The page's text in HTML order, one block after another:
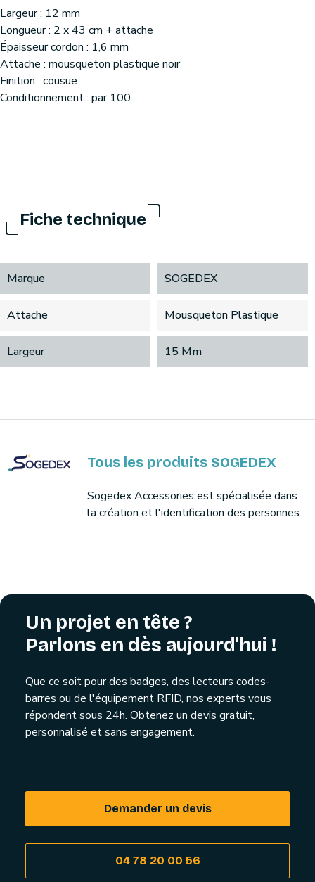
Largeur : 12 mm
Longueur : 2 x 43 cm + attache
Épaisseur cordon : 1,6 mm
Attache : mousqueton plastique noir
Finition : cousue
Conditionnement : par 100
Fiche technique
Marque SOGEDEX
Attache Mousqueton Plastique
Largeur 15 Mm
Tous les produits SOGEDEX
Sogedex Accessories est spécialisée dans
la création et l'identification des personnes.
Un projet en tête ?
Parlons en dès aujourd'hui !
Que ce soit pour des badges, des lecteurs codes-
barres ou de l'équipement RFID, nos experts vous
répondent sous 24h. Obtenez un devis gratuit,
personnalisé et sans engagement.
Demander un devis
04 78 20 00 56